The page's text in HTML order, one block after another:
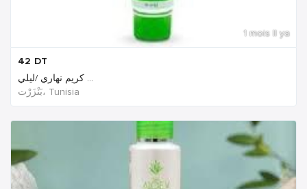
1 mois Il ya
42 DT
كريم نهاري /ليلي ...
بَنْزَرْت‎، Tunisia